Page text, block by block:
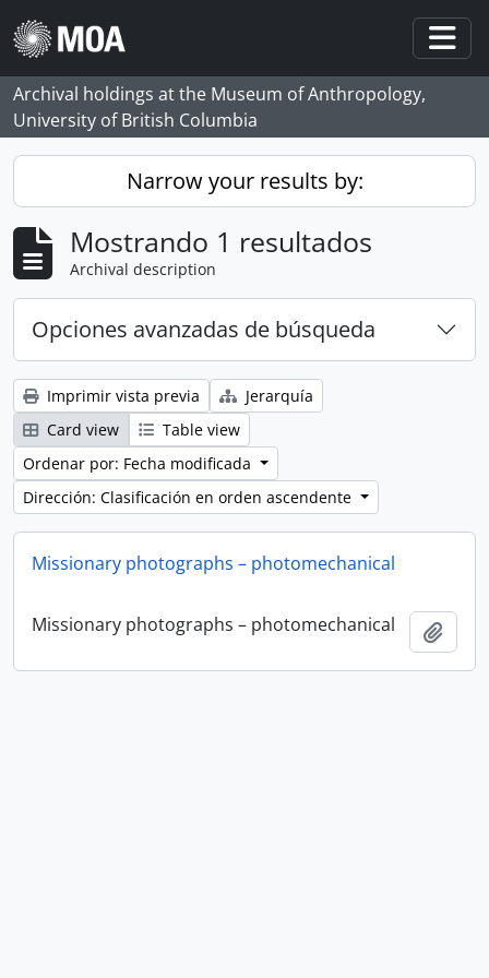
Skip to main content
Archival holdings at the Museum of Anthropology,
University of British Columbia
Narrow your results by:
Mostrando 1 resultados
Archival description
Opciones avanzadas de búsqueda
Imprimir vista previa
Jerarquía
Card view
Table view
Ordenar por: Fecha modificada
Dirección: Clasificación en orden ascendente
Missionary photographs – photomechanical
Missionary photographs – photomechanical